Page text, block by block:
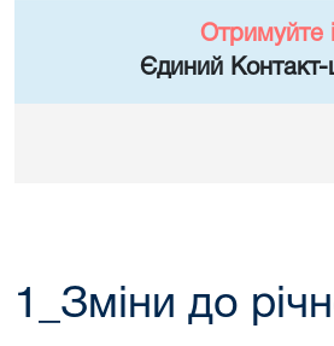
Отримуйте
Єдиний Контакт-
1_Зміни до